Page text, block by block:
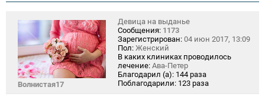
Волнистая17
Девица на выданье
Сообщения: 1173
Зарегистрирован: 04 июн 2017, 13:09
Пол: Женский
В каких клиниках проводилось
лечение: Ава-Петер
Благодарил (а): 144 раза
Поблагодарили: 123 раза